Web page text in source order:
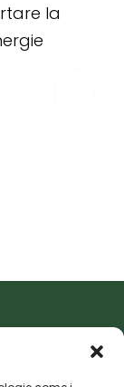
la